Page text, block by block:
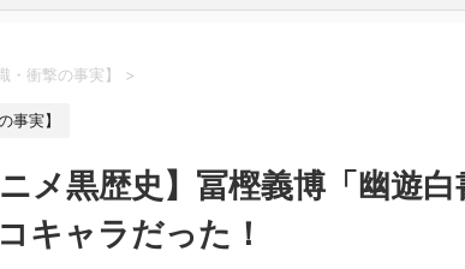
・衝撃の事実】 >
事実】
メ黒歴史】冨樫義博「幽遊
キャラだった！